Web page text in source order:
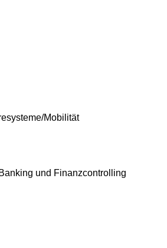
Mobilität
und Finanzcontrolling